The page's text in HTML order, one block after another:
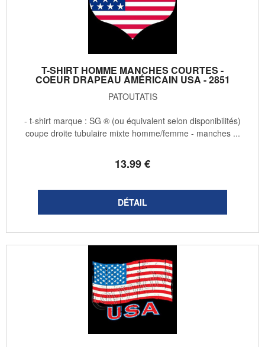
T-SHIRT HOMME MANCHES COURTES -
COEUR DRAPEAU AMÉRICAIN USA - 2851
PATOUTATIS
13.99€
- t-shirt marque : SG ® (ou équivalent selon disponibilités)
coupe droite tubulaire mixte homme/femme - manches ...